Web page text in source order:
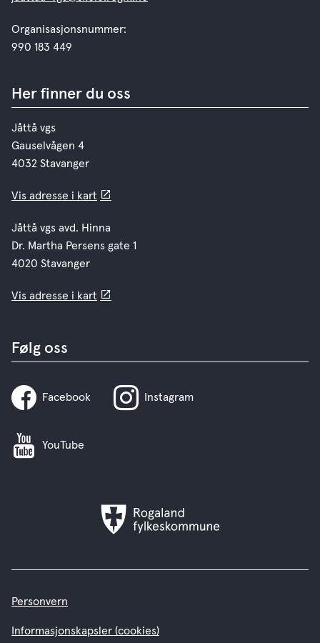
Organisasjonsnummer:
990 183 449
Her finner du oss
Jåttå vgs
Gauselvågen 4
4032 Stavanger
Vis adresse i kart
Jåttå vgs avd. Hinna
Dr. Martha Persens gate 1
4020 Stavanger
Vis adresse i kart
Følg oss
Facebook Instagram
YouTube
Rogaland
fylkeskommune
Personvern
Informasjonskapsler (cookies)